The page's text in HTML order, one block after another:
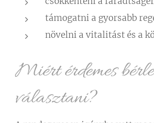
támogatni a gyorsabb
növelni a vitalitást és a
Miért érdemes
választani?